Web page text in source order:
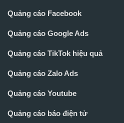
Quảng cáo Facebook
Quảng cáo Google Ads
Quảng cáo TikTok hiệu quả
Quảng cáo Zalo Ads
Quảng cáo Youtube
Quảng cáo báo điện tử